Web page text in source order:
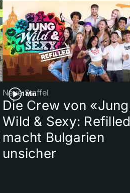
1 Min
Neue Staffel
Die Crew von
Wild & Sexy:
macht Bulgarien
unsicher